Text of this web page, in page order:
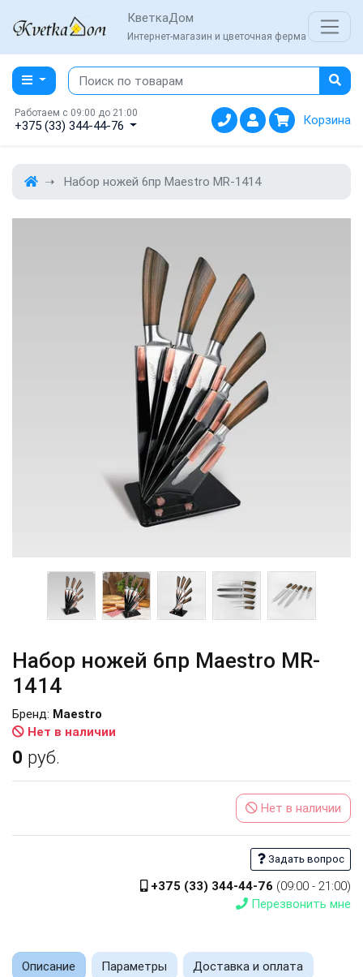
КветкаДом
Интернет-магазин и цветочная ферма
Работаем с 09:00 до 21:00
+375 (33) 344-44-76 Корзина
Набор ножей 6пр Maestro MR-1414
Набор ножей 6пр Maestro MR-
1414
Нет в наличии
Бренд: Maestro
0 руб.
Нет в наличии
Задать вопрос
+375 (33) 344-44-76 (09:00 - 21:00)
Перезвонить мне
Описание Параметры Доставка и оплата